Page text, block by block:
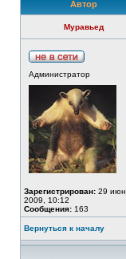
Автор
Муравьед
Администратор
Зарегистрирован: 29 июн
2009, 10:12
Сообщения: 163
Вернуться к началу